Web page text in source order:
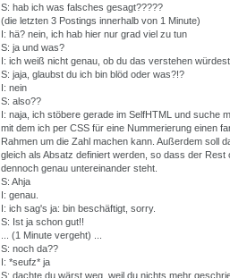
S: hab ich was falsches gesagt?????
(die letzten 3 Postings innerhalb von 1 Minute)
I: hä? nein, ich hab hier nur grad viel zu tun
S: ja und was?
I: ich weiß nicht genau, ob du das verstehen
S: jaja, glaubst du ich bin blöd oder was?!?
I: nein
S: also??
I: naja, ich stöbere gerade im SelfHTML und suche
mit dem ich per CSS für eine Nummerierung einen
Rahmen um die Zahl machen kann. Außerdem soll
gleich als Absatz definiert werden, so dass der Rest
dennoch genau untereinander steht.
S: Ahja
I: genau.
I: ich sag's ja: bin beschäftigt, sorry.
S: Ist ja schon gut!!
... (1 Minute vergeht) ...
S: noch da??
I: *seufz* ja
S: dachte du wärst weg, weil du nichts mehr